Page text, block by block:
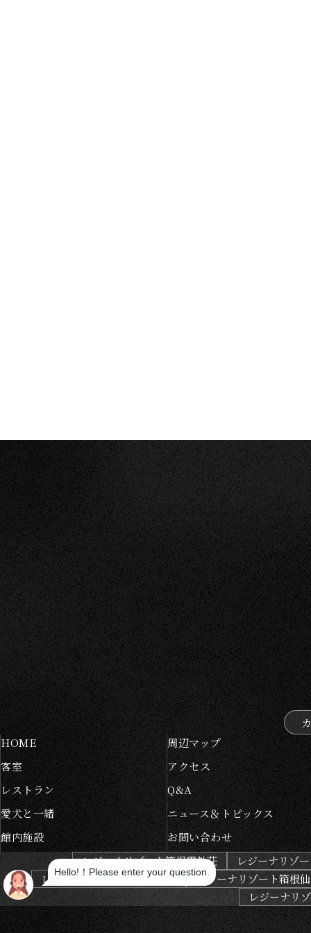
HOME
客室
レストラン
愛犬と一緒
館内施設
周辺マップ
アクセス
Q&A
ニュース＆トピックス
お問い合わせ
レジーナリゾート箱根雲外荘
レジーナリゾ
レジーナリゾートびわ湖長浜
レジーナリゾート箱根
レジーナリ